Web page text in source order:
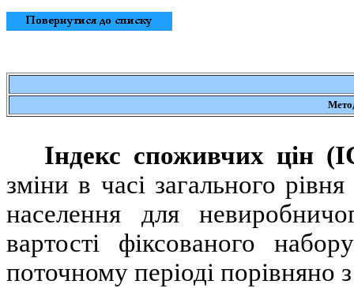
Індекс споживчих цін
зміни в часі загального
населення для
вартості фіксованого
поточному періоді порівняно